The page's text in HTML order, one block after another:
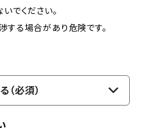
でください。
する場合があり危険です。
（必須）